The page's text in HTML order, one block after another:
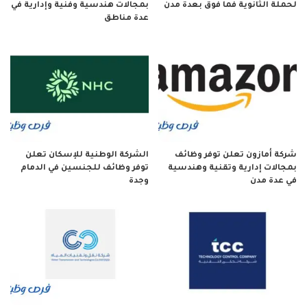
لحملة الثانوية فما فوق بعدة مدن
بمجالات هندسية وفنية وإدارية في
عدة مناطق
شركة أمازون تعلن توفر وظائف
بمجالات إدارية وتقنية وهندسية
في عدة مدن
الشركة الوطنية للإسكان تعلن
توفر وظائف للجنسين في الدمام
وجدة